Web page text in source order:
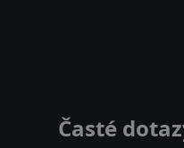
Časté